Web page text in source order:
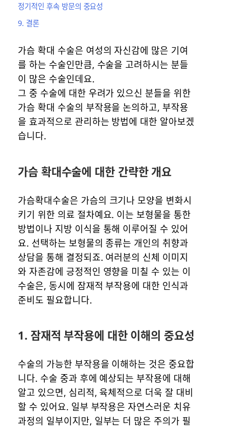
정기적인 후속 방문의 중요성
9. 결론
가슴 확대 수술은 여성의 자신감에 많은 기여
를 하는 수술인만큼, 수술을 고려하시는 분들
이 많은 수술인데요.
그 중 수술에 대한 우려가 있으신 분들을 위한
가슴 확대 수술의 부작용을 논의하고, 부작용
을 효과적으로 관리하는 방법에 대한 알아보겠
습니다.
가슴 확대수술에 대한 간략한 개요
가슴확대수술은 가슴의 크기나 모양을 변화시
키기 위한 의료 절차예요. 이는 보형물을 통한
방법이나 지방 이식을 통해 이루어질 수 있어
요. 선택하는 보형물의 종류는 개인의 취향과
상담을 통해 결정되죠. 여러분의 신체 이미지
와 자존감에 긍정적인 영향을 미칠 수 있는 이
수술은, 동시에 잠재적 부작용에 대한 인식과
준비도 필요합니다.
1. 잠재적 부작용에 대한 이해의 중요성
수술의 가능한 부작용을 이해하는 것은 중요합
니다. 수술 중과 후에 예상되는 부작용에 대해
알고 있으면, 심리적, 육체적으로 더욱 잘 대비
할 수 있어요. 일부 부작용은 자연스러운 치유
과정의 일부이지만, 일부는 더 많은 주의가 필